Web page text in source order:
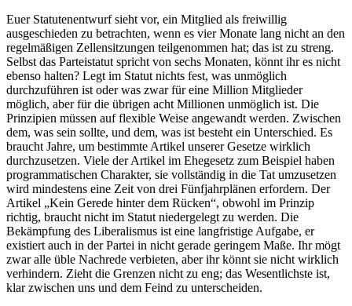
Euer Statutenentwurf sieht vor, ein Mitglied als freiwillig
ausgeschieden zu betrachten, wenn es vier Monate lang nicht an den
regelmäßigen Zellensitzungen teilgenommen hat; das ist zu streng.
Selbst das Parteistatut spricht von sechs Monaten, könnt ihr es nicht
ebenso halten? Legt im Statut nichts fest, was unmöglich
durchzuführen ist oder was zwar für eine Million Mitglieder
möglich, aber für die übrigen acht Millionen unmöglich ist. Die
Prinzipien müssen auf flexible Weise angewandt werden. Zwischen
dem, was sein sollte, und dem, was ist besteht ein Unterschied. Es
braucht Jahre, um bestimmte Artikel unserer Gesetze wirklich
durchzusetzen. Viele der Artikel im Ehegesetz zum Beispiel haben
programmatischen Charakter, sie vollständig in die Tat umzusetzen
wird mindestens eine Zeit von drei Fünfjahrplänen erfordern. Der
Artikel „Kein Gerede hinter dem Rücken“, obwohl im Prinzip
richtig, braucht nicht im Statut niedergelegt zu werden. Die
Bekämpfung des Liberalismus ist eine langfristige Aufgabe, er
existiert auch in der Partei in nicht gerade geringem Maße. Ihr mögt
zwar alle üble Nachrede verbieten, aber ihr könnt sie nicht wirklich
verhindern. Zieht die Grenzen nicht zu eng; das Wesentlichste ist,
klar zwischen uns und dem Feind zu unterscheiden.